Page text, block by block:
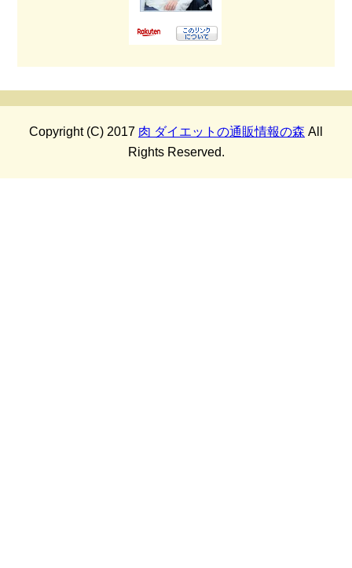
Copyright (C) 2017 肉 ダイエットの通販情報の森 All
Rights Reserved.